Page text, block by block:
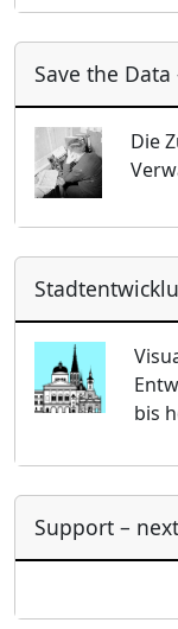
Save the
Die
bis
Support –